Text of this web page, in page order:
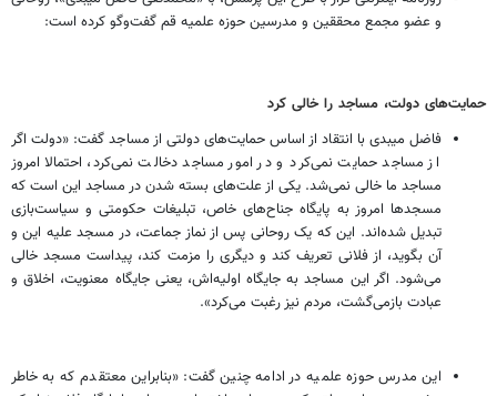
و عضو مجمع محققین و مدرسین حوزه علمیه قم گفت‌وگو کرده است:
حمایت‌های دولت، مساجد را خالی کرد
فاضل میبدی با انتقاد از اساس حمایت‌های دولتی از مساجد گفت: «دولت اگر
از مساجد حمایت نمی‌کرد و در امور مساجد دخالت نمی‌کرد، احتمالا امروز
مساجد ما خالی نمی‌شد. یکی از علت‌های بسته شدن در مساجد این است که
مسجدها امروز به پایگاه جناح‌های خاص، تبلیغات حکومتی و سیاست‌بازی
تبدیل شده‌اند. این که یک روحانی پس از نماز جماعت، در مسجد علیه این و
آن بگوید، از فلانی تعریف کند و دیگری را مزمت کند، پیداست مسجد خالی
می‌شود. اگر این مساجد به جایگاه اولیه‌اش، یعنی جایگاه معنویت، اخلاق و
عبادت بازمی‌گشت، مردم نیز رغبت می‌کرد».
این مدرس حوزه علمیه در ادامه چنین گفت:‌ «بنابراین معتقدم که به خاطر